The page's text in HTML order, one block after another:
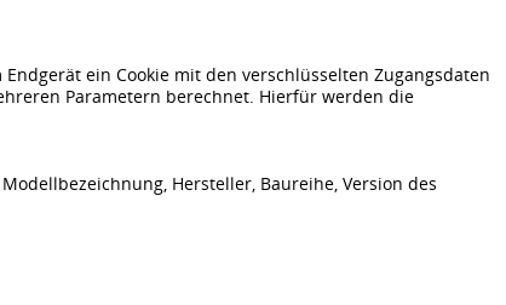
ein Cookie mit den verschlüsselten Zugangsdaten
Parametern berechnet. Hierfür werden die
Hersteller, Baureihe, Version des